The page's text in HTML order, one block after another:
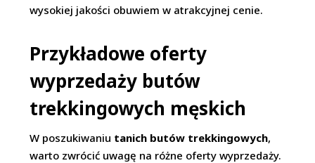
wysokiej jakości obuwiem w atrakcyjnej cenie.
Przykładowe oferty
wyprzedaży butów
trekkingowych męskich
W poszukiwaniu tanich butów trekkingowych,
warto zwrócić uwagę na różne oferty wyprzedaży.